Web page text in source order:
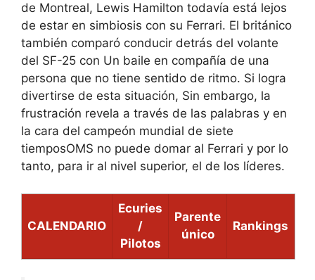
de Montreal, Lewis Hamilton todavía está lejos
de estar en simbiosis con su Ferrari. El británico
también comparó conducir detrás del volante
del SF-25 con Un baile en compañía de una
persona que no tiene sentido de ritmo. Si logra
divertirse de esta situación, Sin embargo, la
frustración revela a través de las palabras y en
la cara del campeón mundial de siete
tiemposOMS no puede domar al Ferrari y por lo
tanto, para ir al nivel superior, el de los líderes.
CALENDARIO
Ecuries
/
Pilotos
Parente
único
Rankings